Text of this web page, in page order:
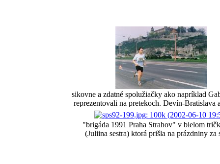
sikovne a zdatné spolužiačky ako napríklad
reprezentovali na pretekoch. Devín-Bratislava
"brigáda 1991 Praha Strahov" v bielom
(Juliina sestra) ktorá prišla na prázdniny za